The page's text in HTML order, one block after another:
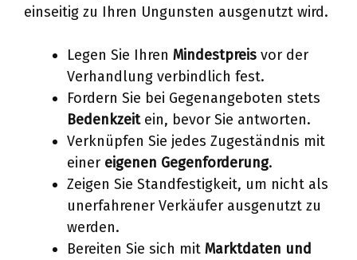
einseitig zu Ihren Ungunsten ausgenutzt wird.
Legen Sie Ihren Mindestpreis vor der
Verhandlung verbindlich fest.
Fordern Sie bei Gegenangeboten stets
Bedenkzeitein, bevor Sie antworten.
Verknüpfen Sie jedes Zugeständnis mit
einer eigenen Gegenforderung.
Zeigen Sie Standfestigkeit, um nicht als
unerfahrener Verkäufer ausgenutzt zu
werden.
Bereiten Sie sich mit Marktdaten und